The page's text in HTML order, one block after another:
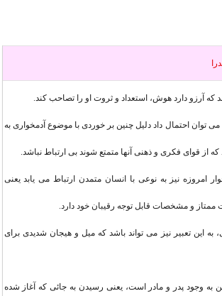
که آرزو دارد هوش، استعداد و ثروت او را تصاحب کند.
توان احتمال داد دلیل چنین بر خوردی با موضوع آدمخواری به
از قوای فکری و ذهنی آنها متمتع شوند بی ارتباط نباشد.
امروزه نیز به نوعی با انسان متمدن ارتباط می یابد یعنی
و مشخصات قابل توجه رقیبان خود دارد.
این تعبیر نیز می تواند باشد که میل و هیجان شدیدی برای
وجود پدر و مادر است، یعنی رسیدن به جائی که آغاز شده